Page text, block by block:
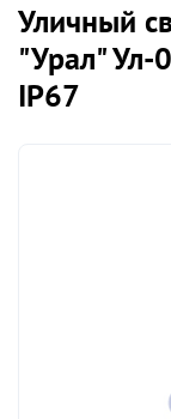
Уличный
"Урал" Ул-
IP67